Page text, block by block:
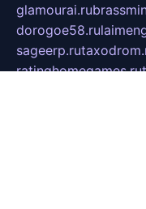
glamourai.ru
dorogoe58.ru
sageerp.ru
ratinghomegames.ru